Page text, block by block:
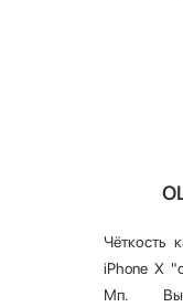
Чёткость
iPhone X
Мп.